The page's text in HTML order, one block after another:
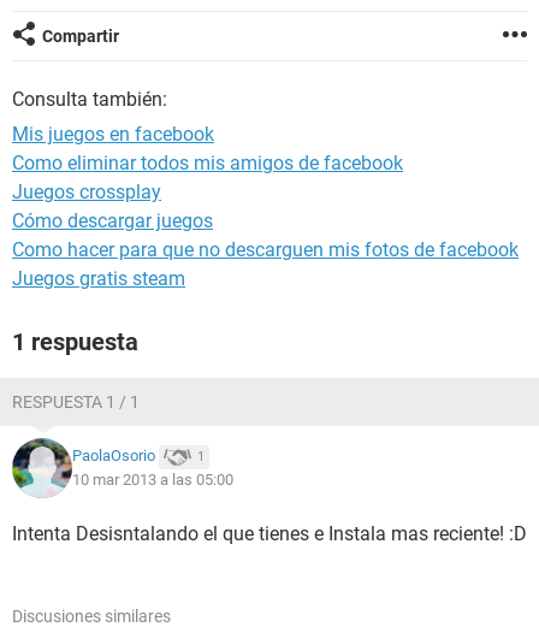
Compartir
Consulta también:
Mis juegos en facebook
Como eliminar todos mis amigos de facebook
Juegos crossplay
Cómo descargar juegos
Como hacer para que no descarguen mis fotos de facebook
Juegos gratis steam
1 respuesta
RESPUESTA 1 / 1
PaolaOsorio 1
10 mar 2013 a las 05:00
Intenta Desisntalando el que tienes e Instala mas reciente! :D
Discusiones similares